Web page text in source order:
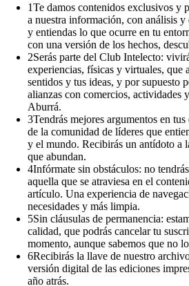
1Te damos contenidos exclusivos y
a nuestra información, con análisis
y entiendas lo que ocurre en tu
con una versión de los hechos,
2Serás parte del Club Intelecto:
experiencias, físicas y virtuales, que
sentidos y tus ideas, y por supuesto
alianzas con comercios, actividades
Aburrá.
3Tendrás mejores argumentos en
de la comunidad de líderes que
y el mundo. Recibirás un antídoto a
que abundan.
4Infórmate sin obstáculos: no
aquella que se atraviesa en el
artículo. Una experiencia de
necesidades y más limpia.
5Sin cláusulas de permanencia:
calidad, que podrás cancelar tu
momento, aunque sabemos que no
6Recibirás la llave de nuestro
versión digital de las ediciones
año atrás.